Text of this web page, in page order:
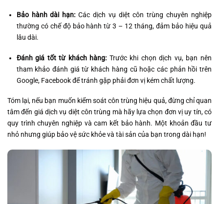
Bảo hành dài hạn: Các dịch vụ diệt côn trùng chuyên nghiệp
thường có chế độ bảo hành từ 3 – 12 tháng, đảm bảo hiệu quả
lâu dài.
Đánh giá tốt từ khách hàng: Trước khi chọn dịch vụ, bạn nên
tham khảo đánh giá từ khách hàng cũ hoặc các phản hồi trên
Google, Facebook để tránh gặp phải đơn vị kém chất lượng.
Tóm lại, nếu bạn muốn kiểm soát côn trùng hiệu quả, đừng chỉ quan
tâm đến giá dịch vụ diệt côn trùng mà hãy lựa chọn đơn vị uy tín, có
quy trình chuyên nghiệp và cam kết bảo hành. Một khoản đầu tư
nhỏ nhưng giúp bảo vệ sức khỏe và tài sản của bạn trong dài hạn!